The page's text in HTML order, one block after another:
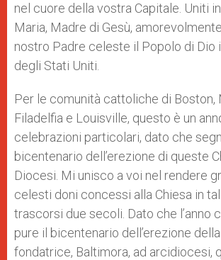
nel cuore della vostra Capitale. Uniti
Maria, Madre di Gesù,
nostro Padre celeste il Popolo di Dio
degli Stati Uniti.
Per le comunità cattoliche di Boston,
Filadelfia e Louisville, questo è un
celebrazioni particolari, dato che
bicentenario dell’erezione di queste
Diocesi. Mi unisco a voi nel rendere
celesti doni concessi alla Chiesa in
trascorsi due secoli. Dato che l’anno
pure il bicentenario dell’erezione
fondatrice, Baltimora, ad arcidiocesi,